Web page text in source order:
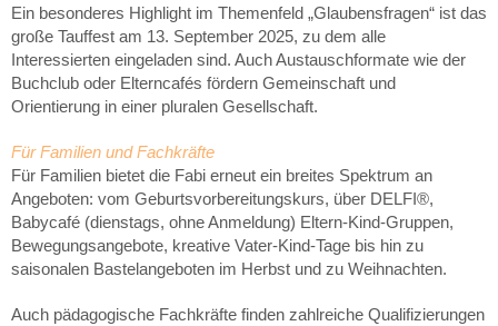
Ein besonderes Highlight im Themenfeld „Glaubensfragen“ ist das
große Tauffest am 13. September 2025, zu dem alle
Interessierten eingeladen sind. Auch Austauschformate wie der
Buchclub oder Elterncafés fördern Gemeinschaft und
Orientierung in einer pluralen Gesellschaft.
Für Familien und Fachkräfte
Für Familien bietet die Fabi erneut ein breites Spektrum an
Angeboten: vom Geburtsvorbereitungskurs, über DELFI®,
Babycafé (dienstags, ohne Anmeldung) Eltern-Kind-Gruppen,
Bewegungsangebote, kreative Vater-Kind-Tage bis hin zu
saisonalen Bastelangeboten im Herbst und zu Weihnachten.
Auch pädagogische Fachkräfte finden zahlreiche Qualifizierungen